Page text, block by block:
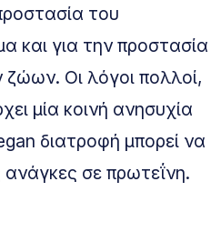
του
και για την προστασία
ζώων. Οι λόγοι πολλοί,
μία κοινή ανησυχία
διατροφή μπορεί να
σε πρωτεΐνη.